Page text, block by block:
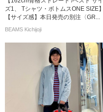
ズ1、 Tシャツ・ボトムスONE SIZE】
【サイズ感】本日発売の別注〈GR...
BEAMS Kichijoji